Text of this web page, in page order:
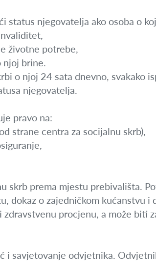
status njegovatelja ako osoba o
životne potrebe,
njoj brine.
o njoj 24 sata dnevno, svakako
njegovatelja.
pravo na:
strane centra za socijalnu skrb),
skrb prema mjestu prebivališta.
dokaz o zajedničkom kućanstvu i
procjenu, a može biti
i savjetovanje odvjetnika.